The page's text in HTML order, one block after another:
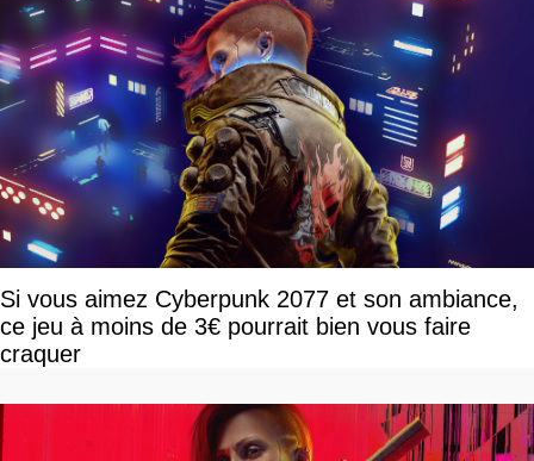
Si vous aimez Cyberpunk 2077 et son ambiance,
ce jeu à moins de 3€ pourrait bien vous faire
craquer